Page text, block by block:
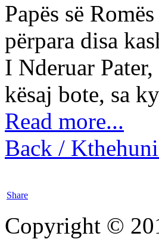
Papës së
përpara disa
I Nderuar
kësaj bote, sa
Read more...
Back /
Share
Copyright ©